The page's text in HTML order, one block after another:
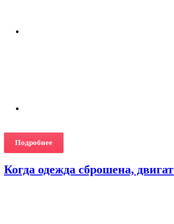
Подробнее
Когда одежда сброшена,